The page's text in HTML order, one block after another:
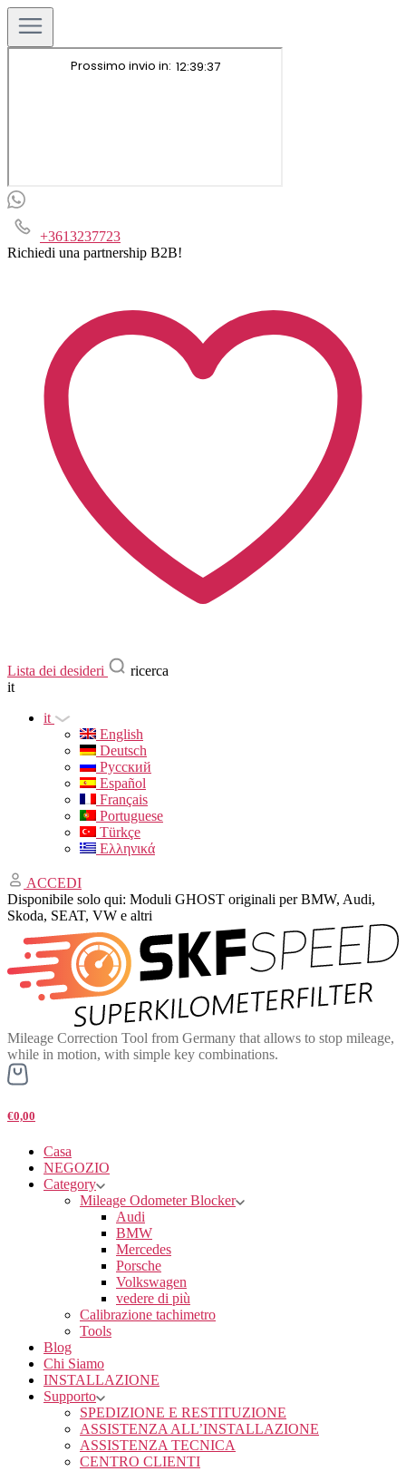
+3613237723
Richiedi una partnership B2B!
Lista dei desideri
ricerca
it
it
English
Deutsch
Русский
Español
Français
Portuguese
Türkçe
Ελληνικά
ACCEDI
Disponibile solo qui: Moduli GHOST originali per BMW, Audi,
Skoda, SEAT, VW e altri
Mileage Correction Tool from Germany that allows to stop mileage,
while in motion, with simple key combinations.
€0,00
Casa
NEGOZIO
Category
Mileage Odometer Blocker
Audi
BMW
Mercedes
Porsche
Volkswagen
vedere di più
Calibrazione tachimetro
Tools
Blog
Chi Siamo
INSTALLAZIONE
Supporto
SPEDIZIONE E RESTITUZIONE
ASSISTENZA ALL’INSTALLAZIONE
ASSISTENZA TECNICA
CENTRO CLIENTI